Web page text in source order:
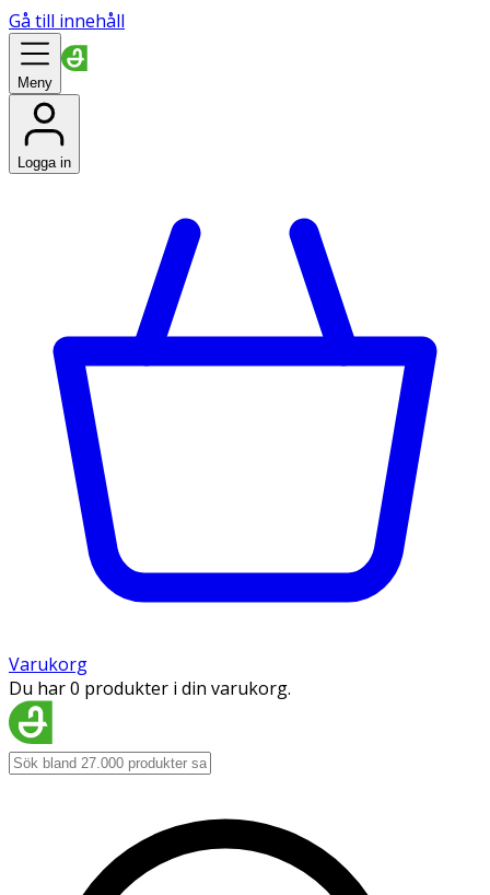
Gå till innehåll
Meny
Logga in
Varukorg
Du har 0 produkter i din varukorg.